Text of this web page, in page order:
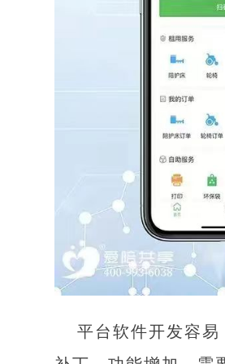
平台软件开发容